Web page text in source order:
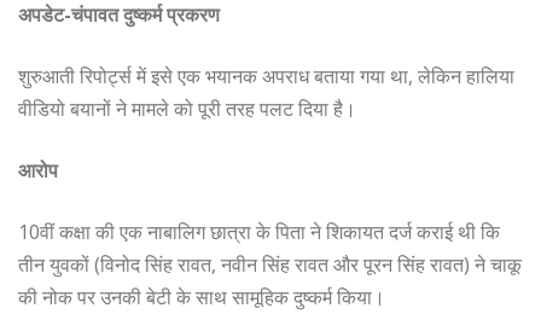
अपडेट-चंपावत दुष्कर्म प्रकरण
शुरुआती रिपोर्ट्स में इसे एक भयानक अपराध बताया गया था, लेकिन हालिया
वीडियो बयानों ने मामले को पूरी तरह पलट दिया है।
आरोप
10वीं कक्षा की एक नाबालिग छात्रा के पिता ने शिकायत दर्ज कराई थी कि
तीन युवकों (विनोद सिंह रावत, नवीन सिंह रावत और पूरन सिंह रावत) ने चाकू
की नोक पर उनकी बेटी के साथ सामूहिक दुष्कर्म किया।